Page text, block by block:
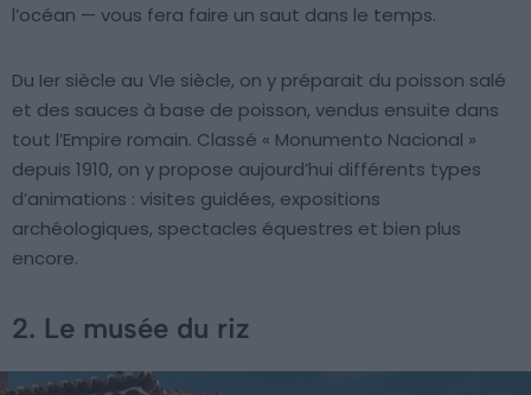
l’océan — vous fera faire un saut dans le temps.
Du Ier siècle au VIe siècle, on y préparait du poisson salé
et des sauces à base de poisson, vendus ensuite dans
tout l’Empire romain. Classé « Monumento Nacional »
depuis 1910, on y propose aujourd’hui différents types
d’animations : visites guidées, expositions
archéologiques, spectacles équestres et bien plus
encore.
2. Le musée du riz